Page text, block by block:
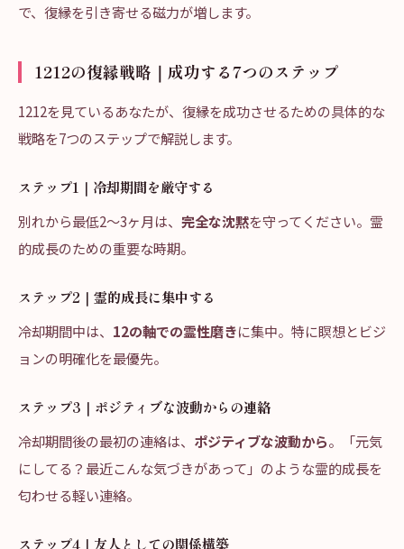
で、復縁を引き寄せる磁力が増します。
1212の復縁戦略｜成功する7つのステップ
1212を見ているあなたが、復縁を成功させるための具体的な
戦略を7つのステップで解説します。
ステップ1｜冷却期間を厳守する
別れから最低2〜3ヶ月は、 完全な沈黙を守ってください。霊
的成長のための重要な時期。
ステップ2｜霊的成長に集中する
冷却期間中は、 12の軸での霊性磨きに集中。特に瞑想とビジ
ョンの明確化を最優先。
ステップ3｜ポジティブな波動からの連絡
冷却期間後の最初の連絡は、 ポジティブな波動から。「元気
にしてる？最近こんな気づきがあって」のような霊的成長を
匂わせる軽い連絡。
ステップ4｜友人としての関係構築